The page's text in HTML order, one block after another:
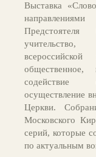
Выставка
Предстоятеля
учительство,
общественное,
содействие
осуществление
Церкви.
Московского
серий, которые
по актуальным